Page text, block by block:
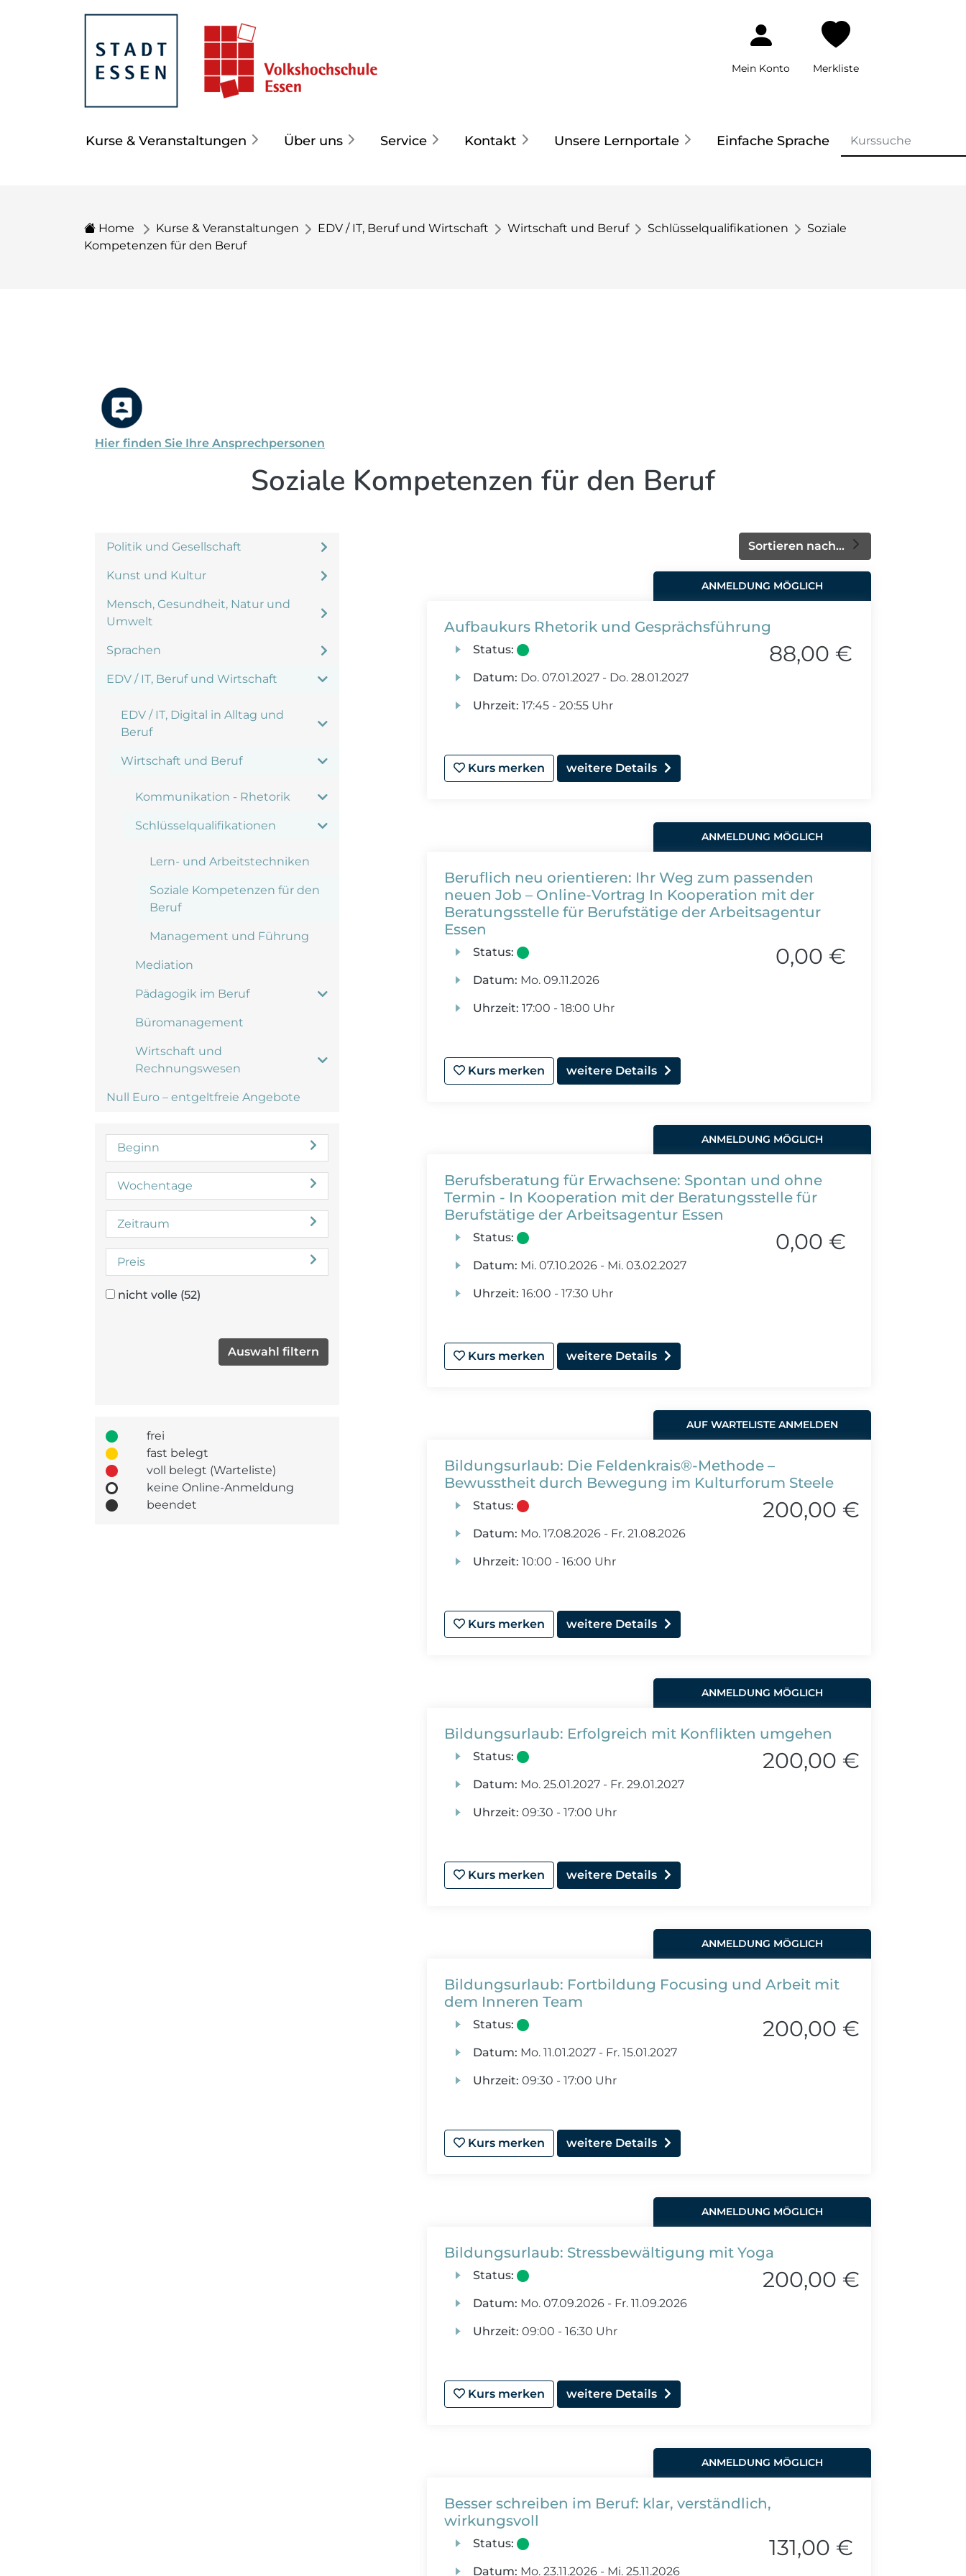
Mein Konto Merkliste
Kurse & Veranstaltungen Über uns Service Kontakt Unsere Lernportale Einfache Sprache
Home Kurse & Veranstaltungen EDV / IT, Beruf und Wirtschaft Wirtschaft und Beruf Schlüsselqualifikationen
Soziale
Kompetenzen für den Beruf
Hier finden Sie Ihre Ansprechpersonen
Soziale Kompetenzen für den Beruf
Politik und Gesellschaft
Kunst und Kultur
Mensch, Gesundheit, Natur und
Umwelt
Sprachen
EDV / IT, Beruf und Wirtschaft
EDV / IT, Digital in Alltag und
Beruf
Wirtschaft und Beruf
Kommunikation - Rhetorik
Schlüsselqualifikationen
Lern- und Arbeitstechniken
Soziale Kompetenzen für den
Beruf
Management und Führung
Mediation
Pädagogik im Beruf
Büromanagement
Wirtschaft und
Rechnungswesen
Null Euro – entgeltfreie Angebote
Beginn
Wochentage
Zeitraum
Preis
nicht volle (52)
frei
fast belegt
voll belegt (Warteliste)
keine Online-Anmeldung
beendet
Sortieren nach...
ANMELDUNG MÖGLICH
Aufbaukurs Rhetorik und Gesprächsführung
Status:
Datum: Do.07.01.2027 - Do.28.01.2027
Uhrzeit: 17:45 - 20:55 Uhr
88,00 €
Kurs merken weitere Details
ANMELDUNG MÖGLICH
Beruflich neu orientieren: Ihr Weg zum passenden
neuen Job – Online-Vortrag In Kooperation mit der
Beratungsstelle für Berufstätige der Arbeitsagentur
Essen
Status:
Datum: Mo.09.11.2026
Uhrzeit: 17:00 - 18:00 Uhr
0,00 €
Kurs merken weitere Details
ANMELDUNG MÖGLICH
Berufsberatung für Erwachsene: Spontan und ohne
Termin - In Kooperation mit der Beratungsstelle für
Berufstätige der Arbeitsagentur Essen
Status:
Datum: Mi.07.10.2026 - Mi.03.02.2027
Uhrzeit: 16:00 - 17:30 Uhr
0,00 €
Kurs merken weitere Details
AUF WARTELISTE ANMELDEN
Bildungsurlaub: Die Feldenkrais®-Methode –
Bewusstheit durch Bewegung im Kulturforum Steele
Status:
Datum: Mo.17.08.2026 - Fr.21.08.2026
Uhrzeit: 10:00 - 16:00 Uhr
200,00 €
Kurs merken weitere Details
ANMELDUNG MÖGLICH
Bildungsurlaub: Erfolgreich mit Konflikten umgehen
Status:
Datum: Mo.25.01.2027 - Fr.29.01.2027
Uhrzeit: 09:30 - 17:00 Uhr
200,00 €
Kurs merken weitere Details
ANMELDUNG MÖGLICH
Bildungsurlaub: Fortbildung Focusing und Arbeit mit
dem Inneren Team
Status:
Datum: Mo.11.01.2027 - Fr.15.01.2027
Uhrzeit: 09:30 - 17:00 Uhr
200,00 €
Kurs merken weitere Details
ANMELDUNG MÖGLICH
Bildungsurlaub: Stressbewältigung mit Yoga
Status:
Datum: Mo.07.09.2026 - Fr.11.09.2026
Uhrzeit: 09:00 - 16:30 Uhr
200,00 €
Kurs merken weitere Details
ANMELDUNG MÖGLICH
Besser schreiben im Beruf: klar, verständlich,
wirkungsvoll
Status:
Datum: Mo.23.11.2026 - Mi.25.11.2026
131,00 €